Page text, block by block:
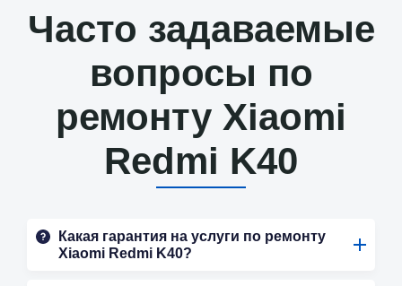
Часто задаваемые
вопросы по
ремонту Xiaomi
Redmi K40
Какая гарантия на услуги по ремонту
Xiaomi Redmi K40?